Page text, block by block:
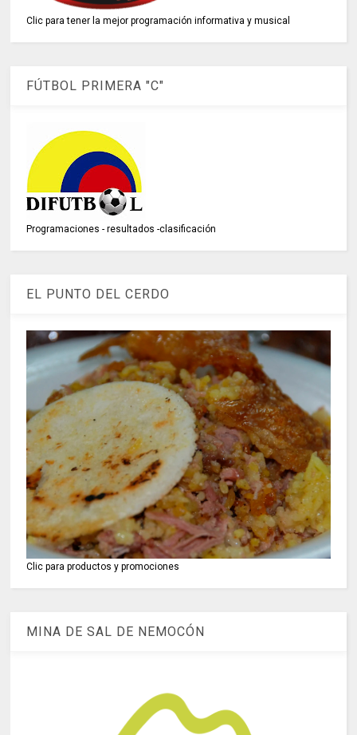
Clic para tener la mejor programación informativa y musical
FÚTBOL PRIMERA "C"
Programaciones - resultados -clasificación
EL PUNTO DEL CERDO
Clic para productos y promociones
MINA DE SAL DE NEMOCÓN